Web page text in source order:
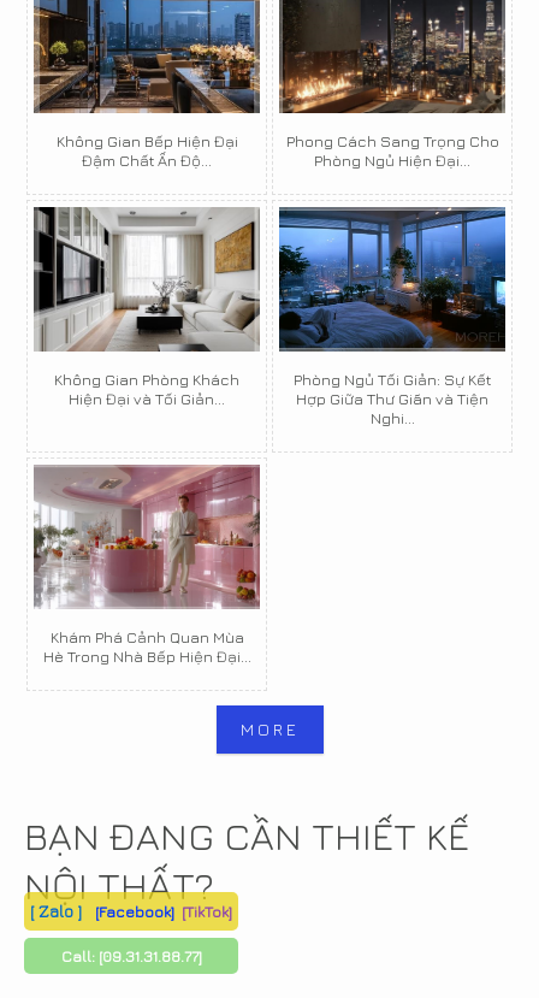
Không Gian Bếp Hiện Đại
Đậm Chất Ấn Độ...
Phong Cách Sang Trọng Cho
Phòng Ngủ Hiện Đại...
Không Gian Phòng Khách
Hiện Đại và Tối Giản...
Phòng Ngủ Tối Giản: Sự Kết
Hợp Giữa Thư Giãn và Tiện
Nghi...
Khám Phá Cảnh Quan Mùa
Hè Trong Nhà Bếp Hiện Đại...
MORE
BẠN ĐANG CẦN THIẾT KẾ
NỘI THẤT?
[ Zalo ] [Facebook] [TikTok]
Call: [09.31.31.88.77]